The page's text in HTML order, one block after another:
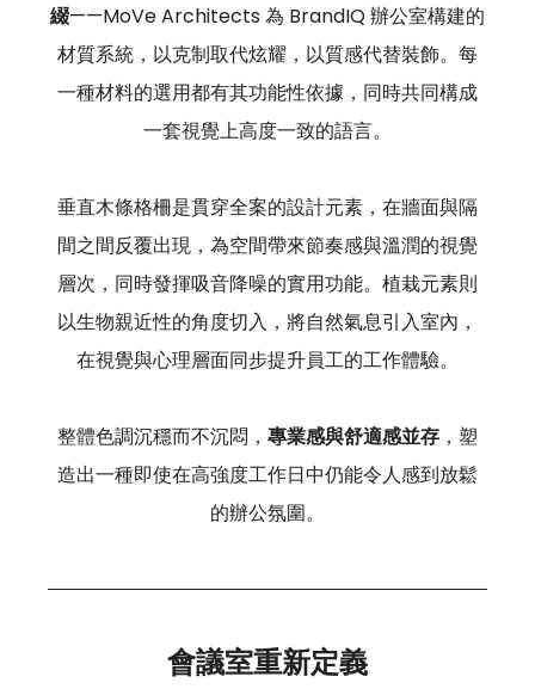
綴——MoVe Architects 為 BrandIQ 辦公室構建的
材質系統，以克制取代炫耀，以質感代替裝飾。每
一種材料的選用都有其功能性依據，同時共同構成
一套視覺上高度一致的語言。
垂直木條格柵是貫穿全案的設計元素，在牆面與隔
間之間反覆出現，為空間帶來節奏感與溫潤的視覺
層次，同時發揮吸音降噪的實用功能。植栽元素則
以生物親近性的角度切入，將自然氣息引入室內，
在視覺與心理層面同步提升員工的工作體驗。
整體色調沉穩而不沉悶， 專業感與舒適感並存 ，塑
造出一種即使在高強度工作日中仍能令人感到放鬆
的辦公氛圍。
會議室重新定義